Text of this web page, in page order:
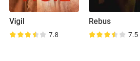
Vigil
7.8
Rebus
7.5